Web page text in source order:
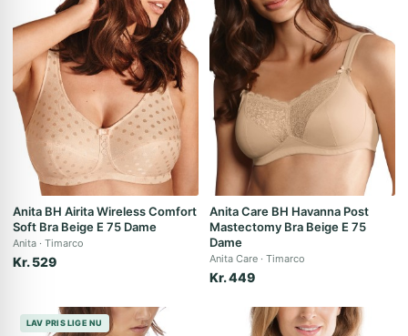
Anita BH Airita Wireless Comfort
Soft Bra Beige E 75 Dame
Anita Timarco
Kr. 529
Anita Care BH Havanna Post
Mastectomy Bra Beige E 75
Dame
Anita Care Timarco
Kr. 449
LAV PRIS LIGE NU